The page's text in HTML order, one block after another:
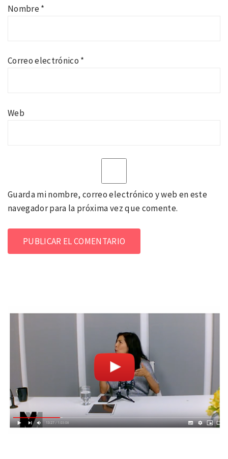
Nombre*
Correo electrónico *
Web
Guarda mi nombre, correo electrónico y web en este
navegador para la próxima vez que comente.